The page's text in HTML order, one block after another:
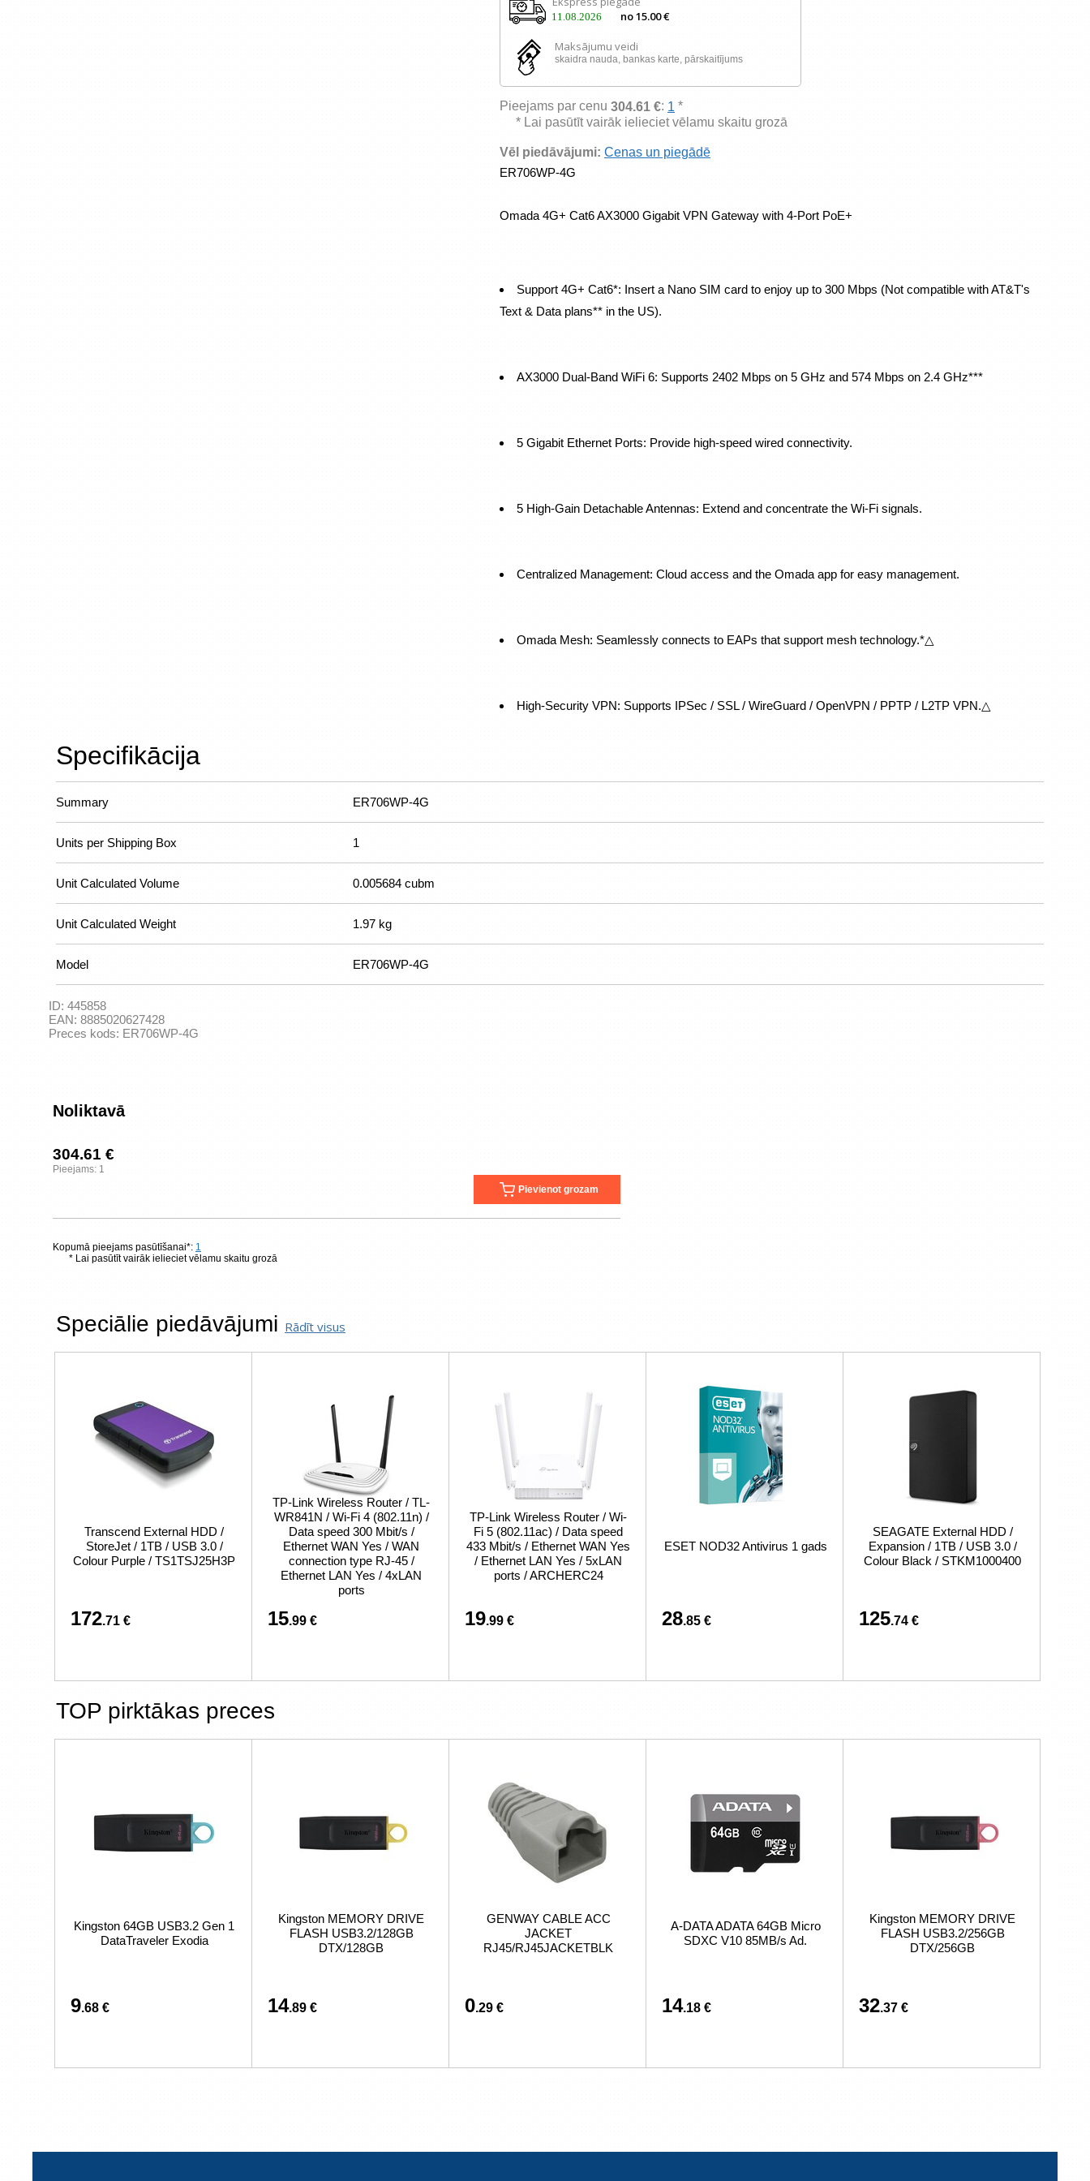
11.08.2026 no 15.00 €
Maksājumu veidi
skaidra nauda, ​​bankas karte, pārskaitījums
Pieejams par cenu 304.61 €: 1 *
* Lai pasūtīt vairāk ielieciet vēlamu skaitu grozā
Vēl piedāvājumi: Cenas un piegādē
ER706WP-4G
Support 4G+ Cat6*: Insert a Nano SIM card to enjoy up to 300 Mbps (Not compatible with AT&T's
Text & Data plans** in the US).
AX3000 Dual-Band WiFi 6: Supports 2402 Mbps on 5 GHz and 574 Mbps on 2.4 GHz***
5 Gigabit Ethernet Ports: Provide high-speed wired connectivity.
5 High-Gain Detachable Antennas: Extend and concentrate the Wi-Fi signals.
Centralized Management: Cloud access and the Omada app for easy management.
Omada Mesh: Seamlessly connects to EAPs that support mesh technology.*△
High-Security VPN: Supports IPSec / SSL / WireGuard / OpenVPN / PPTP / L2TP VPN.△
Specifikācija
Summary ER706WP-4G
Units per Shipping Box 1
Unit Calculated Volume 0.005684 cubm
Unit Calculated Weight 1.97 kg
Model ER706WP-4G
ID: 445858
EAN: 8885020627428
Preces kods: ER706WP-4G
Noliktavā
304.61 €
Pieejams: 1
Pievienot grozam
Kopumā pieejams pasūtīšanai*: 1
* Lai pasūtīt vairāk ielieciet vēlamu skaitu grozā
Speciālie piedāvājumi Rādīt visus
Transcend External HDD /
StoreJet / 1TB / USB 3.0 /
Colour Purple / TS1TSJ25H3P
172.71 €
TP-Link Wireless Router / TL-
WR841N / Wi-Fi 4 (802.11n) /
Data speed 300 Mbit/s /
Ethernet WAN Yes / WAN
connection type RJ-45 /
Ethernet LAN Yes / 4xLAN
ports
15.99 €
TP-Link Wireless Router / Wi-
Fi 5 (802.11ac) / Data speed
433 Mbit/s / Ethernet WAN Yes
/ Ethernet LAN Yes / 5xLAN
ports / ARCHERC24
19.99 €
ESET NOD32 Antivirus 1 gads
28.85 €
SEAGATE External HDD /
Expansion / 1TB / USB 3.0 /
Colour Black / STKM1000400
125.74 €
TOP pirktākas preces
Kingston 64GB USB3.2 Gen 1
DataTraveler Exodia
9.68 €
Kingston MEMORY DRIVE
FLASH USB3.2/128GB
DTX/128GB
14.89 €
GENWAY CABLE ACC
JACKET
RJ45/RJ45JACKETBLK
0.29 €
A-DATA ADATA 64GB Micro
SDXC V10 85MB/s Ad.
14.18 €
Kingston MEMORY DRIVE
FLASH USB3.2/256GB
DTX/256GB
32.37 €